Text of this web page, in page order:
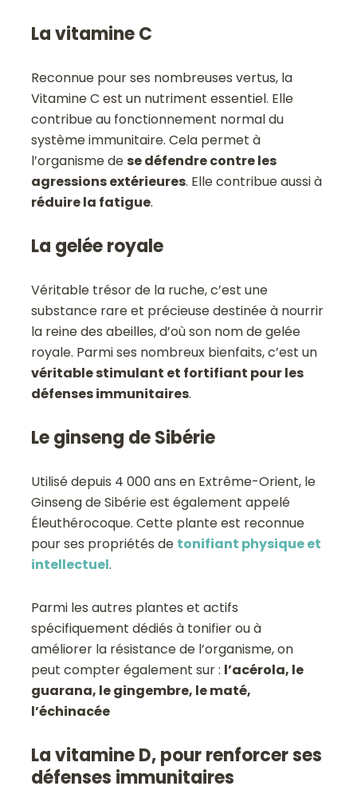
La vitamine C
Reconnue pour ses nombreuses vertus, la
Vitamine C est un nutriment essentiel. Elle
contribue au fonctionnement normal du
système immunitaire. Cela permet à
l’organisme dese défendre contre les
agressions extérieures. Elle contribue aussi à
réduire la fatigue.
La gelée royale
Véritable trésor de la ruche, c’est une
substance rare et précieuse destinée à nourrir
la reine des abeilles, d’où son nom de gelée
royale. Parmi ses nombreux bienfaits, c’est un
véritable stimulant et fortifiant pour les
défenses immunitaires.
Le ginseng de Sibérie
Utilisé depuis 4 000 ans en Extrême-Orient, le
Ginseng de Sibérie est également appelé
Éleuthérocoque. Cette plante est reconnue
pour ses propriétés de tonifiant physique et
intellectuel.
Parmi les autres plantes et actifs
spécifiquement dédiés à tonifier ou à
améliorer la résistance de l’organisme, on
peut compter également sur : l’acérola, le
guarana, le gingembre, le maté,
l’échinacée
La vitamine D, pour renforcer ses
défenses immunitaires